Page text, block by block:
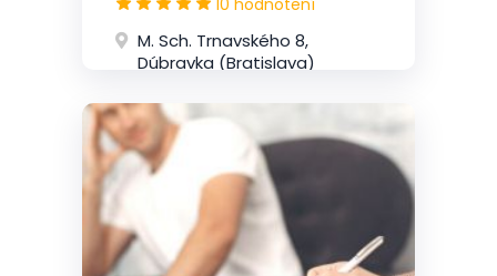
M. Sch. Trnavského 8,
Dúbravka (Bratislava)